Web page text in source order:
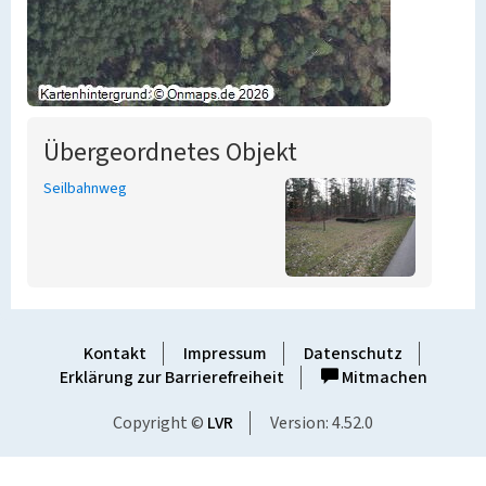
Übergeordnetes Objekt
Seilbahnweg
Kontakt Impressum
Datenschutz
Erklärung zur Barrierefreiheit
Mitmachen
Copyright © LVR Version: 4.52.0